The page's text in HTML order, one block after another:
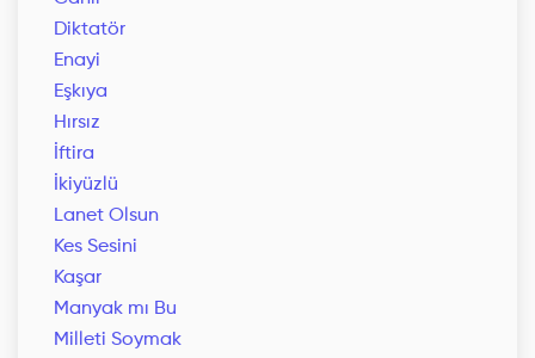
Diktatör
Enayi
Eşkıya
Hırsız
İftira
İkiyüzlü
Lanet Olsun
Kes Sesini
Kaşar
Manyak mı Bu
Milleti Soymak